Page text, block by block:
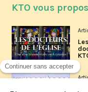
KTO vous